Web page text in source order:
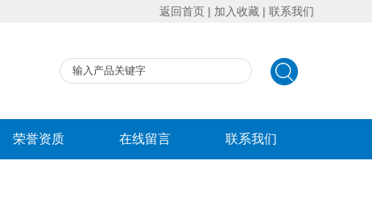
返回首页 | 加入收藏 | 联系我们
荣誉资质 在线留言 联系我们